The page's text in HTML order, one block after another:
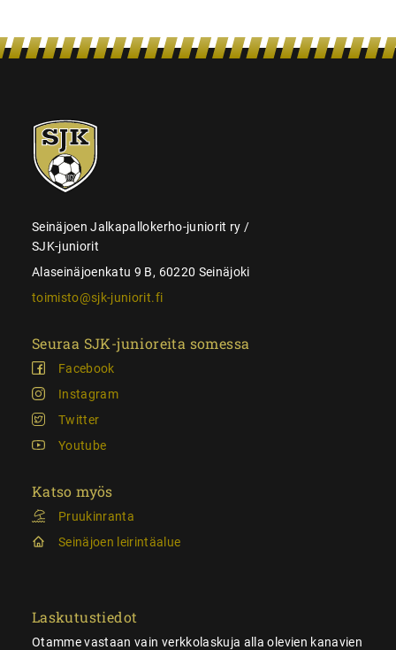
SJK-
juniorit
Seinäjoen Jalkapallokerho-juniorit ry /
SJK-juniorit
Alaseinäjoenkatu 9 B, 60220 Seinäjoki
toimisto@sjk-juniorit.fi
Seuraa SJK-junioreita somessa
Facebook
Instagram
Twitter
Youtube
Katso myös
Pruukinranta
Seinäjoen leirintäalue
Laskutustiedot
Otamme vastaan vain verkkolaskuja alla olevien kanavien